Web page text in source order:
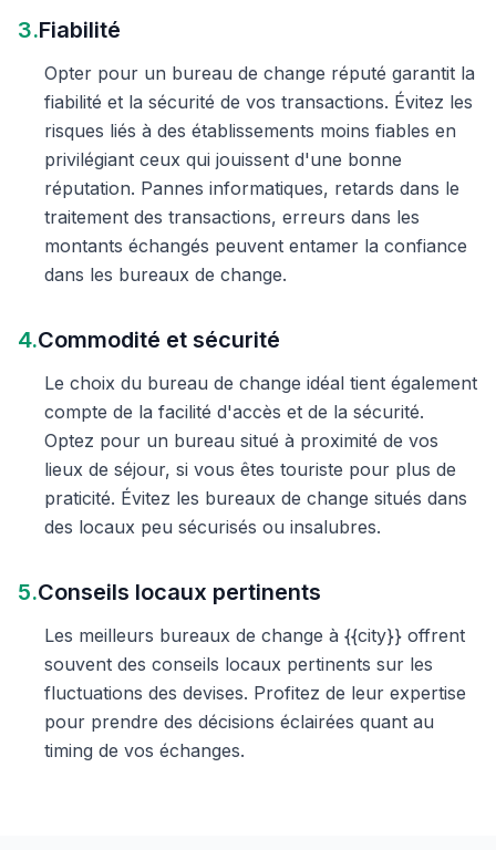
3.Fiabilité
Opter pour un bureau de change réputé garantit la
fiabilité et la sécurité de vos transactions. Évitez les
risques liés à des établissements moins fiables en
privilégiant ceux qui jouissent d'une bonne
réputation. Pannes informatiques, retards dans le
traitement des transactions, erreurs dans les
montants échangés peuvent entamer la confiance
dans les bureaux de change.
4.Commodité et sécurité
Le choix du bureau de change idéal tient également
compte de la facilité d'accès et de la sécurité.
Optez pour un bureau situé à proximité de vos
lieux de séjour, si vous êtes touriste pour plus de
praticité. Évitez les bureaux de change situés dans
des locaux peu sécurisés ou insalubres.
5.Conseils locaux pertinents
Les meilleurs bureaux de change à {{city}} offrent
souvent des conseils locaux pertinents sur les
fluctuations des devises. Profitez de leur expertise
pour prendre des décisions éclairées quant au
timing de vos échanges.